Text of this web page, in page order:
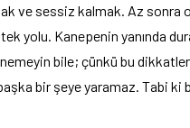
ve sessiz kalmak. Az sonra
yolu. Kanepenin yanında
bile; çünkü bu
bir şeye yaramaz. Tabi ki